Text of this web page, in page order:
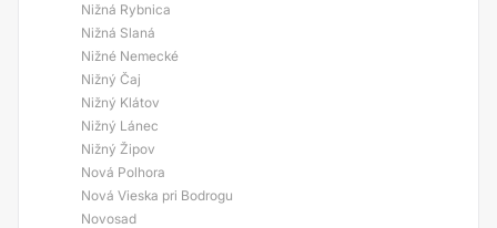
Nižná Rybnica
Nižná Slaná
Nižné Nemecké
Nižný Čaj
Nižný Klátov
Nižný Lánec
Nižný Žipov
Nová Polhora
Nová Vieska pri Bodrogu
Novosad